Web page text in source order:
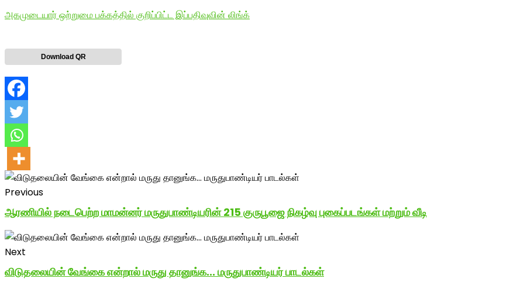
அகமுடையார் ஒற்றுமை பக்கத்தில் குறிப்பிட்ட இப்பதிவுவின் லிங்க்
Download QR
Previous
ஆரணியில் நடைபெற்ற மாமன்னர் மருதுபாண்டியரின் 215 குருபூஜை நிகழ்வு புகைப்படங்கள் மற்றும் வீடி
Next
விடுதலையின் வேங்கை என்றால் மருது தானுங்க... மருதுபாண்டியர் பாடல்கள்